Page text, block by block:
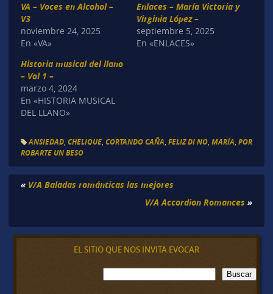
VA – Voces en Alcohol –
V3
noviembre 24, 2025
En «VA»
Enlaces – María Victoria y
Virginia López –
septiembre 5, 2025
En «ENLACES»
Historia musical del llano
– Vol 1 –
marzo 4, 2024
En «HISTORIA MUSICAL
DEL LLANO»
ANSIEDAD, CHELIQUE, CORTANDO CAÑA FELIZ DI NO, MARÍA POR
ROBARTE UN BESO
« V/A Baladas románticas las mejores
V/A Accordion Romances »
EL SITIO QUE NOS INVITA EVOCAR
B
u
Buscar